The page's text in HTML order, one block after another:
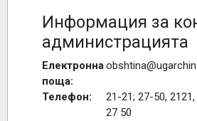
Информация за
администрацията
Електронна
поща:
Телефон:
21-21; 27-50,
27 50